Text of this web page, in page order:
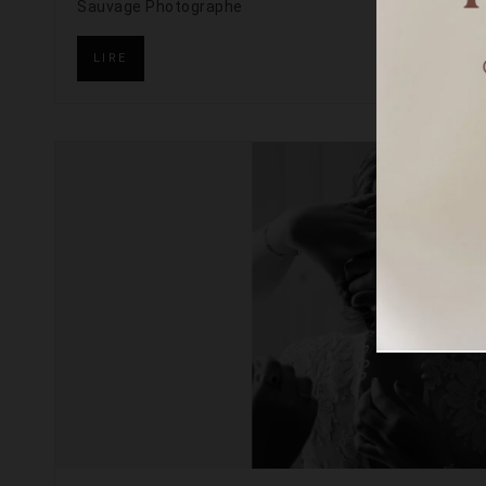
Sauvage Photographe
LIRE